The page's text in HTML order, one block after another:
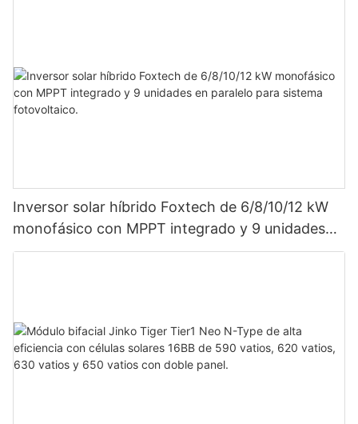
Inversor solar híbrido Foxtech de 6/8/10/12 kW
monofásico con MPPT integrado y 9 unidades
en paralelo para sistema fotovoltaico.